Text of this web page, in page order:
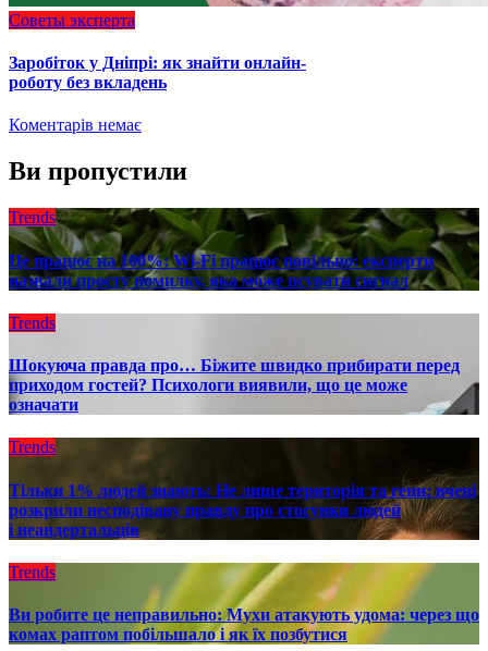
Советы эксперта
Заробіток у Дніпрі: як знайти онлайн-
роботу без вкладень
Коментарів немає
Ви пропустили
Trends
Це працює на 100%: Wi-Fi працює повільно: експерти
назвали просту помилку, яка може псувати сигнал
Trends
Шокуюча правда про… Біжите швидко прибирати перед
приходом гостей? Психологи виявили, що це може
означати
Trends
Тільки 1% людей знають: Не лише територія та гени: вчені
розкрили несподівану правду про стосунки людей
і неандертальців
Trends
Ви робите це неправильно: Мухи атакують удома: через що
комах раптом побільшало і як їх позбутися